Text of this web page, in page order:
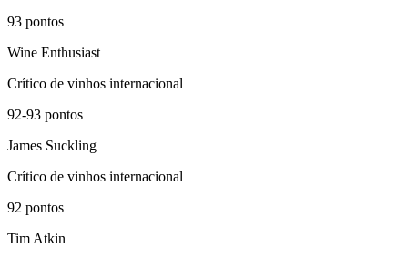
93 pontos
Wine Enthusiast
Crítico de vinhos internacional
92-93 pontos
James Suckling
Crítico de vinhos internacional
92 pontos
Tim Atkin